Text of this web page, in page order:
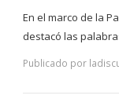
En el marco de la
destacó las
Publicado por